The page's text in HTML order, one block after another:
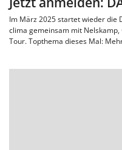
Im März 2025 startet wieder die
clima gemeinsam mit
Tour. Topthema dieses Mal: